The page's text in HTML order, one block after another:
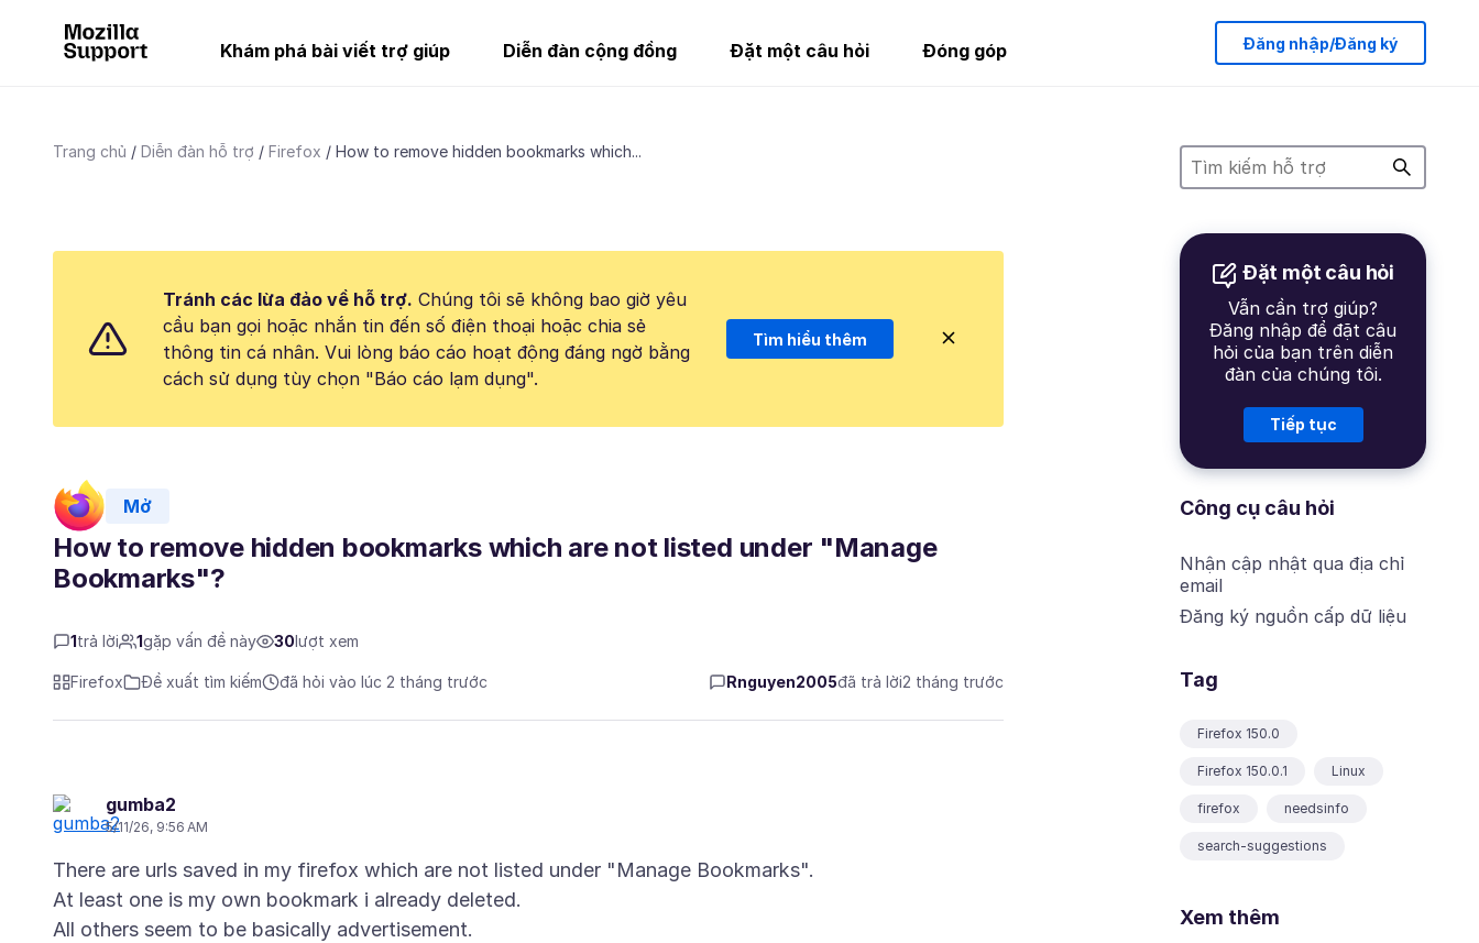
Khám phá bài viết trợ giúp Diễn đàn cộng đồng Đặt một câu hỏi Đóng góp Đăng nhập/Đăng ký
Trang chủ Diễn đàn hỗ trợ Firefox How to remove hidden bookmarks which...
Đặt một câu hỏi
Vẫn cần trợ giúp?
Đăng nhập để đặt câu
hỏi của bạn trên diễn
đàn của chúng tôi.
Tiếp tục
Công cụ câu hỏi
Nhận cập nhật qua địa chỉ
email
Đăng ký nguồn cấp dữ liệu
Tag
Firefox 150.0
Firefox 150.0.1 Linux
firefox needsinfo
search-suggestions
Xem thêm
Tránh các lừa đảo về hỗ trợ. Chúng tôi sẽ không bao giờ yêu
cầu bạn gọi hoặc nhắn tin đến số điện thoại hoặc chia sẻ
thông tin cá nhân. Vui lòng báo cáo hoạt động đáng ngờ bằng
cách sử dụng tùy chọn "Báo cáo lạm dụng".
Tìm hiểu thêm
Mở
How to remove hidden bookmarks which are not listed under "Manage
Bookmarks"?
1 trả lời 1gặp vấn đề này 30 lượt xem
Firefox Đề xuất tìm kiếm đã hỏi vào lúc 2 tháng trước Rnguyen2005đã trả lời2 tháng trước
gumba2
5/11/26, 9:56 AM
There are urls saved in my firefox which are not listed under "Manage Bookmarks".
At least one is my own bookmark i already deleted.
All others seem to be basically advertisement.